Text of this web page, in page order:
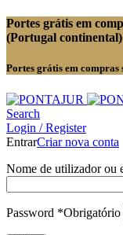
Portes grátis em
(Portugal continental)
Portes grátis em
Search
Login / Register
EntrarCriar nova conta
Nome de utilizador ou
Password *Obrigatório